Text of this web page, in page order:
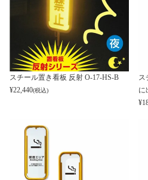
スチール置き看板 反射 O-17-HS-B
¥22,440(税込)
ス
に
¥